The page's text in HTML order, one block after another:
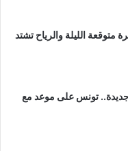
متوقعة الليلة والرياح تشتد
تونس على موعد مع